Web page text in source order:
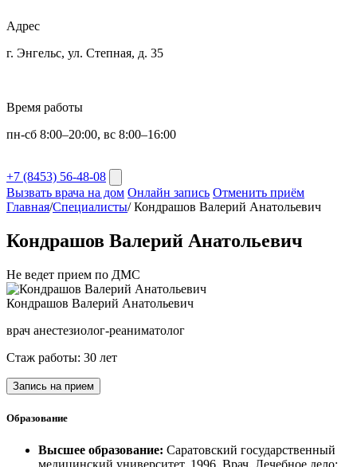
Адрес
г. Энгельс, ул. Степная, д. 35
Время работы
пн-сб 8:00–20:00, вс 8:00–16:00
+7 (8453) 56-48-08
Вызвать врача на дом Онлайн запись Отменить приём
Главная/Специалисты/ Кондрашов Валерий Анатольевич
Кондрашов Валерий Анатольевич
Не ведет прием по ДМС
Кондрашов Валерий Анатольевич
врач анестезиолог-реаниматолог
Стаж работы: 30 лет
Запись на прием
Образование
Высшее образование: Саратовский государственный
медицинский университет, 1996, Врач, Лечебное дело;